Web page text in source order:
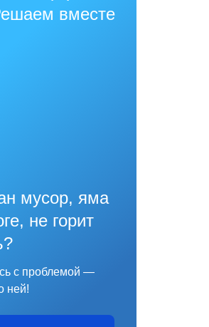
СПОРТА, СРЕДСТВ
ИНВАЛИДАМИ И
вместе
мусор, яма
не горит
с проблемой —
ней!